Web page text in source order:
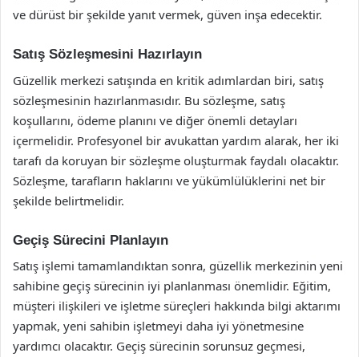
ve dürüst bir şekilde yanıt vermek, güven inşa edecektir.
Satış Sözleşmesini Hazırlayın
Güzellik merkezi satışında en kritik adımlardan biri, satış
sözleşmesinin hazırlanmasıdır. Bu sözleşme, satış
koşullarını, ödeme planını ve diğer önemli detayları
içermelidir. Profesyonel bir avukattan yardım alarak, her iki
tarafı da koruyan bir sözleşme oluşturmak faydalı olacaktır.
Sözleşme, tarafların haklarını ve yükümlülüklerini net bir
şekilde belirtmelidir.
Geçiş Sürecini Planlayın
Satış işlemi tamamlandıktan sonra, güzellik merkezinin yeni
sahibine geçiş sürecinin iyi planlanması önemlidir. Eğitim,
müşteri ilişkileri ve işletme süreçleri hakkında bilgi aktarımı
yapmak, yeni sahibin işletmeyi daha iyi yönetmesine
yardımcı olacaktır. Geçiş sürecinin sorunsuz geçmesi,